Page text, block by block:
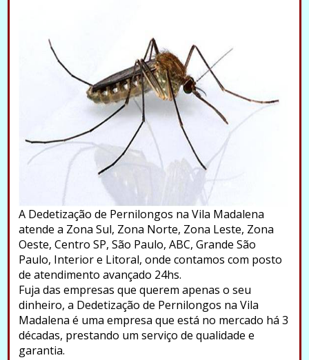
A Dedetização de Pernilongos na Vila Madalena
atende a Zona Sul, Zona Norte, Zona Leste, Zona
Oeste, Centro SP, São Paulo, ABC, Grande São
Paulo, Interior e Litoral, onde contamos com posto
de atendimento avançado 24hs.
Fuja das empresas que querem apenas o seu
dinheiro, a Dedetização de Pernilongos na Vila
Madalena é uma empresa que está no mercado há 3
décadas, prestando um serviço de qualidade e
garantia.